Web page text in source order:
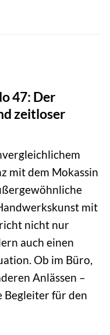
47: Der
zeitloser
mit dem Mokassin
mit
nicht nur
auch einen
Ob im Büro,
Anlässen –
Begleiter für den